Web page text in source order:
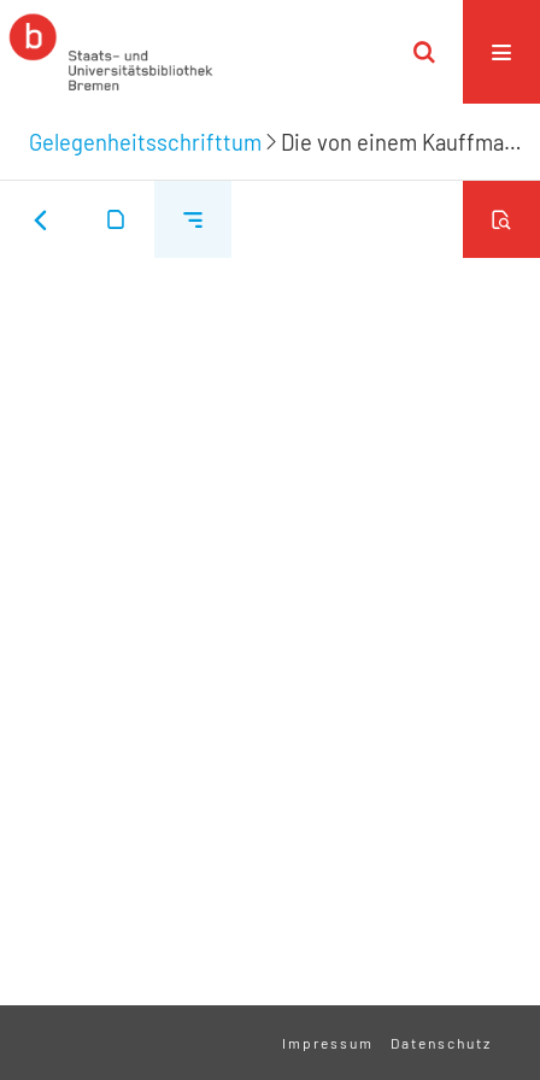
Gelegenheitsschrifttum Die von einem Kauffmann beyde dem Himmel und der Erden fürgezogene Perle wollte aus dem fürgeschriebenen Leichtext/ ... nach der ... Beerdigung des in Oldenburg A. 1674. den 14. Maji gebohrnen/ aber zu Bremen/ A. 1717. den 22. Octob./ ... entschlaffenen/ ... Hn. Sivard Anton Ibbeken/ weiland ... Kauffmanns zu Oldenburg/ in einem den 27. Octob. gehaltenen Leichsermon/ ... anpreisen
Impressum Datenschutz